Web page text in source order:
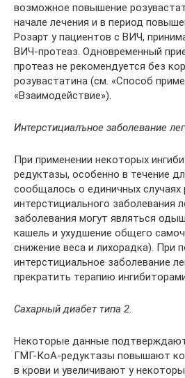
возможное повышение
начале лечения и в период
Розарт у пациентов с ВИЧ,
ВИЧ-протеаз. Одновременный
протеаз не рекомендуется без
розувастатина (см. «Способ
«Взаимодействие»).
Интерстициалъное заболевание
При применении некоторых
редуктазы, особенно в течение
сообщалось о единичных случаях
интерстициального заболевания
заболевания могут являться
кашель и ухудшение общего
снижение веса и лихорадка). При
интерстициальное заболевание
прекратить терапию
Сахарный диабет типа 2.
Некоторые данные
ГМГ-КоА-редуктазы повышают
в крови и увеличивают у